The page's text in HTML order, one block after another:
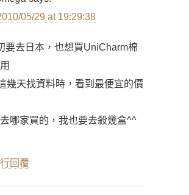
05/29 at 19:29:38
要去日本，也想買UniCharm棉
幾天找資料時，看到最便宜的價
哪家買的，我也要去殺幾盒^^
回覆